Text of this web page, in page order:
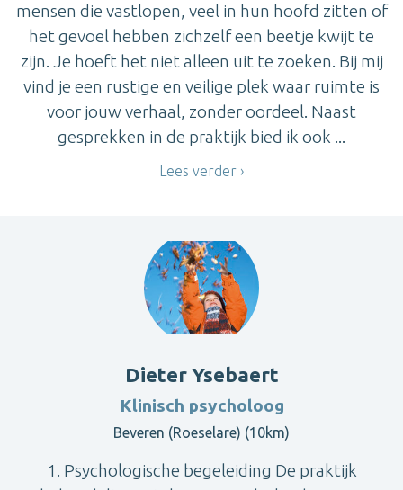
mensen die vastlopen, veel in hun hoofd zitten of
het gevoel hebben zichzelf een beetje kwijt te
zijn. Je hoeft het niet alleen uit te zoeken. Bij mij
vind je een rustige en veilige plek waar ruimte is
voor jouw verhaal, zonder oordeel. Naast
gesprekken in de praktijk bied ik ook ...
Lees verder
Dieter Ysebaert
Klinisch psycholoog
Beveren (Roeselare) (10km)
1. Psychologische begeleiding De praktijk